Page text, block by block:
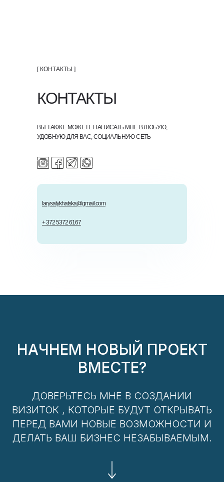
larysalykhatska@gmail.com
+ 372 5372 6167
ВЫ ТАКЖЕ МОЖЕТЕ НАПИСАТЬ МНЕ В ЛЮБУЮ,
УДОБНУЮ ДЛЯ ВАС, СОЦИАЛЬНУЮ СЕТЬ
КОНТАКТЫ
[ КОНТАКТЫ ]
НАЧНЕМ НОВЫЙ ПРОЕКТ
ВМЕСТЕ?
ДОВЕРЬТЕСЬ МНЕ В СОЗДАНИИ
ВИЗИТОК , КОТОРЫЕ БУДУТ ОТКРЫВАТЬ
ПЕРЕД ВАМИ НОВЫЕ ВОЗМОЖНОСТИ И
ДЕЛАТЬ ВАШ БИЗНЕС НЕЗАБЫВАЕМЫМ.